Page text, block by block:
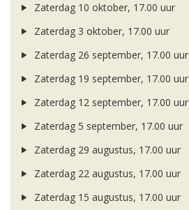
Zaterdag 10 oktober, 17.00 uur
Zaterdag 3 oktober, 17.00 uur
Zaterdag 26 september, 17.00 uur
Zaterdag 19 september, 17.00 uur
Zaterdag 12 september, 17.00 uur
Zaterdag 5 september, 17.00 uur
Zaterdag 29 augustus, 17.00 uur
Zaterdag 22 augustus, 17.00 uur
Zaterdag 15 augustus, 17.00 uur